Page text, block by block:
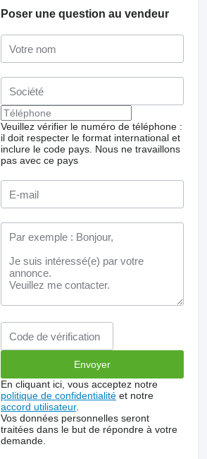
photos
Poser une question au vendeur
Veuillez vérifier le numéro de téléphone :
il doit respecter le format international et
inclure le code pays. Nous ne travaillons
pas avec ce pays
En cliquant ici, vous acceptez notre
politique de confidentialité et notre
accord utilisateur.
Vos données personnelles seront
traitées dans le but de répondre à votre
demande.